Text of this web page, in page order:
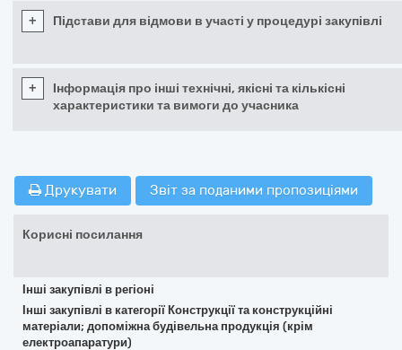
+ Підстави для відмови в участі у процедурі закупівлі
+
Інформація про інші технічні, якісні та кількісні
характеристики та вимоги до учасника
Друкувати Звіт за поданими пропозиціями
Корисні посилання
Інші закупівлі в регіоні
Інші закупівлі в категорії Конструкції та конструкційні
матеріали; допоміжна будівельна продукція (крім
електроапаратури)